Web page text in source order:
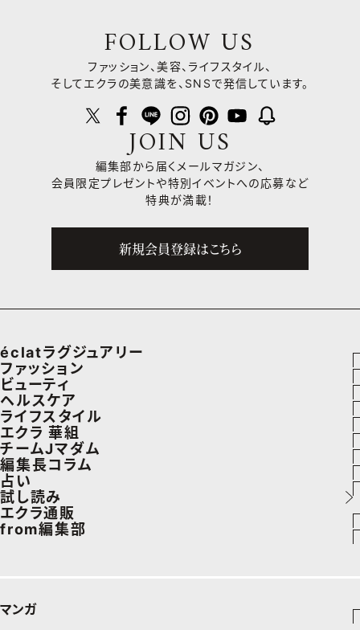
FOLLOW US
ファッション、美容、ライフスタイル、
そしてエクラの美意識を、SNSで発信しています。
JOIN US
編集部から届くメールマガジン、
会員限定プレゼントや特別イベントへの応募など
特典が満載！
新規会員登録はこちら
éclatラグジュアリー
ラグジュアリーTOPICS
NEOエグゼスタイル
ファッション
ファッションTOPICS
8月の毎日コーデ
50代なに着てる？
ファッション特集
ビューティ
ヘアスタイル・ヘアケア
エイジングケア
メイク
50代ベストコスメ
ヘルスケア
ヘルスケアTOPICS
更年期
ストレッチ・エクササイズ
ダイエット
ライフスタイル
車・家電
ゴルフ
住まい
旅行＆グルメ
エクラ 華組
エクラ 華組メンバー一覧
エクラ 華組ランキング
チームJマダム
ファッション
ビューティ
旅行
編集長コラム
あら、素敵☆ 手帖
占い
イヴルルド遙華の12星座占い
スペシャル占い
試し読み
エクラ通販
デジタルカタログ
from編集部
マンガ